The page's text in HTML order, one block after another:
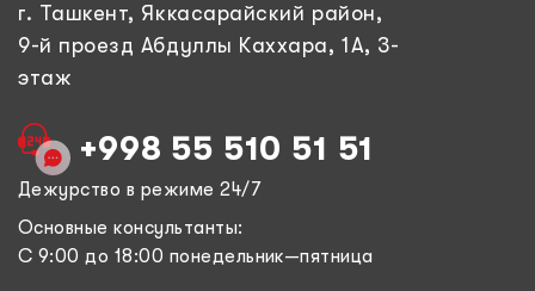
г. Ташкент, Яккасарайский район,
9-й проезд Абдуллы Каххара, 1А, 3-
этаж
+998 55 510 51 51
Дежурство в режиме 24/7
Основные консультанты:
С 9:00 до 18:00 понедельник—пятница